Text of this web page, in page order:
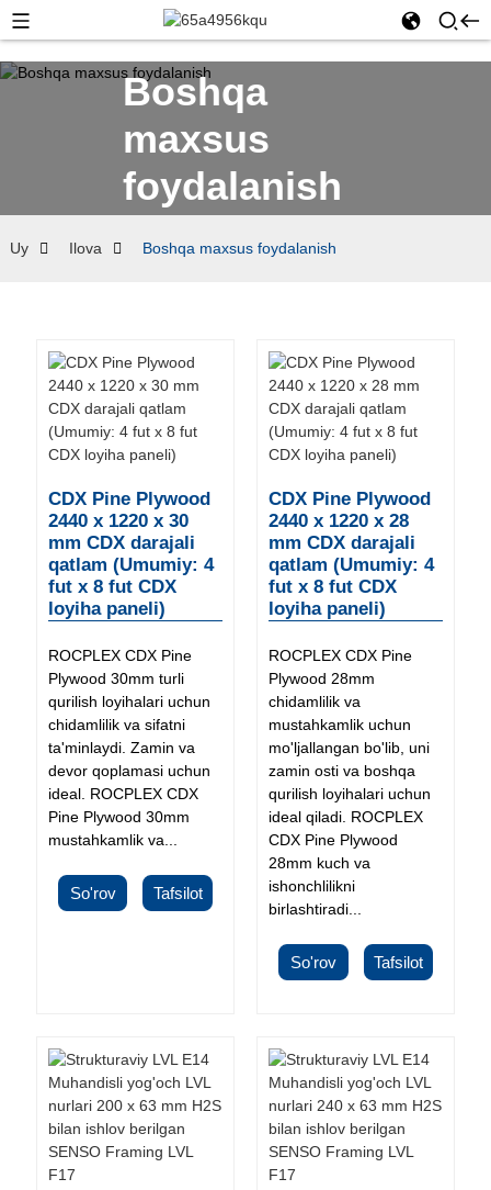
Boshqa
maxsus
foydalanish
Uy Ilova Boshqa maxsus foydalanish
CDX Pine Plywood
2440 x 1220 x 30
mm CDX darajali
qatlam (Umumiy: 4
fut x 8 fut CDX
loyiha paneli)
ROCPLEX CDX Pine
Plywood 30mm turli
qurilish loyihalari uchun
chidamlilik va sifatni
ta'minlaydi. Zamin va
devor qoplamasi uchun
ideal. ROCPLEX CDX
Pine Plywood 30mm
mustahkamlik va...
So'rov Tafsilot
CDX Pine Plywood
2440 x 1220 x 28
mm CDX darajali
qatlam (Umumiy: 4
fut x 8 fut CDX
loyiha paneli)
ROCPLEX CDX Pine
Plywood 28mm
chidamlilik va
mustahkamlik uchun
mo'ljallangan bo'lib, uni
zamin osti va boshqa
qurilish loyihalari uchun
ideal qiladi. ROCPLEX
CDX Pine Plywood
28mm kuch va
ishonchlilikni
birlashtiradi...
So'rov Tafsilot